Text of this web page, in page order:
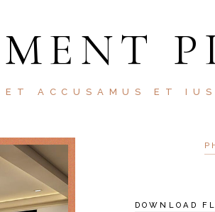
ACCUSAMUS ET
DOWNLOAD